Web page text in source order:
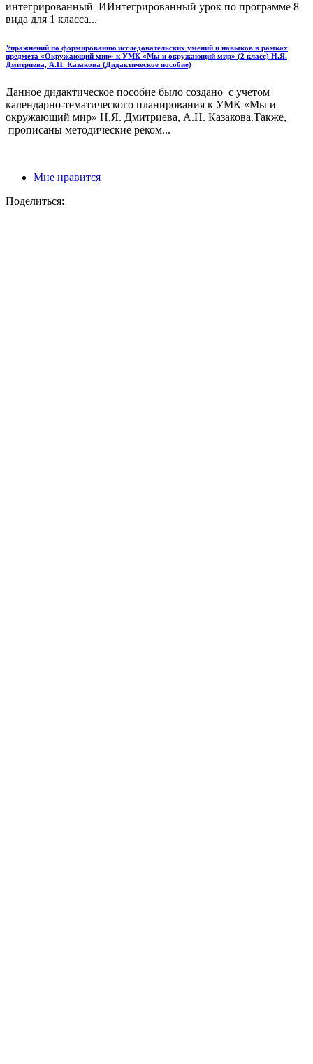
интегрированный ИИнтегрированный урок по программе 8
вида для 1 класса...
Упражнений по формированию исследовательских умений и навыков в рамках
предмета «Окружающий мир» к УМК «Мы и окружающий мир» (2 класс) Н.Я.
Дмитриева, А.Н. Казакова (Дидактическое пособие)
Данное дидактическое пособие было создано с учетом
календарно-тематического планирования к УМК «Мы и
окружающий мир» Н.Я. Дмитриева, А.Н. Казакова.Также,
прописаны методические реком...
Мне нравится
Поделиться: